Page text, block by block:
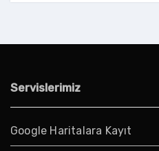
Servislerimiz
Google Haritalara Kayıt